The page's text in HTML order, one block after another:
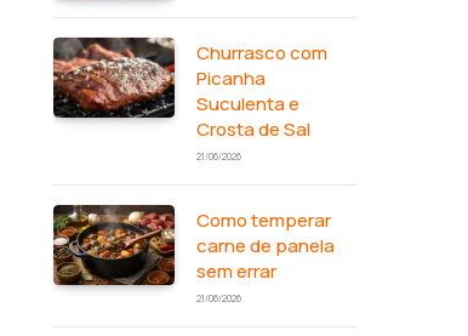
Churrasco com
Picanha
Suculenta e
Crosta de Sal
21/06/2026
Como temperar
carne de panela
sem errar
21/06/2026